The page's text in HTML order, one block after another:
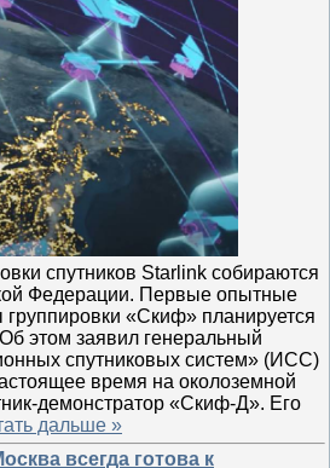
спутников Starlink собираются
Федерации. Первые опытные
группировки «Скиф» планируется
Об этом заявил генеральный
спутниковых систем» (ИСС)
время на околоземной
демонстратор «Скиф-Д». Его
дальше »
всегда готова к